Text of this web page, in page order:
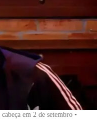
em 2 de setembro •